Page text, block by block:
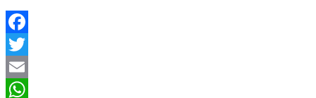
Facebook
Twitter
Email